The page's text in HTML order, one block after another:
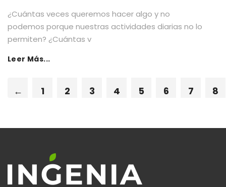
¿Cuántas veces queremos hacer algo y no
podemos porque nuestras actividades diarias no lo
permiten? ¿Cuántas v
Leer Más...
← 1 2 3 4 5 6 7 8